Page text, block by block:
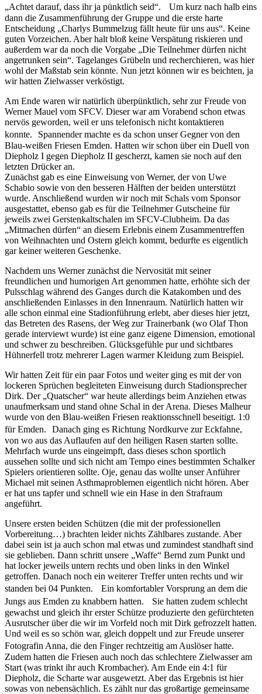
„Achtet darauf, dass ihr ja pünktlich seid“. Um kurz nach halb eins
dann die Zusammenführung der Gruppe und die erste harte
Entscheidung „Charlys Bummelzug fällt heute für uns aus“. Keine
guten Vorzeichen. Aber halt bloß keine Verspätung riskieren und
außerdem war da noch die Vorgabe „Die Teilnehmer dürfen nicht
angetrunken sein“. Tagelanges Grübeln und recherchieren, was hier
wohl der Maßstab sein könnte. Nun jetzt können wir es beichten, ja
wir hatten Zielwasser verköstigt.
Am Ende waren wir natürlich überpünktlich, sehr zur Freude von
Werner Mauel vom SFCV. Dieser war am Vorabend schon etwas
nervös geworden, weil er uns telefonisch nicht kontaktieren
konnte. Spannender machte es da schon unser Gegner von den
Blau-weißen Friesen Emden. Hatten wir schon über ein Duell von
Diepholz I gegen Diepholz II gescherzt, kamen sie noch auf den
letzten Drücker an.
Zunächst gab es eine Einweisung von Werner, der von Uwe
Schabio sowie von den besseren Hälften der beiden unterstützt
wurde. Anschließend wurden wir noch mit Schals vom Sponsor
ausgestattet, ebenso gab es für die Teilnehmer Gutscheine für
jeweils zwei Gerstenkaltschalen im SFCV-Clubheim. Da das
„Mitmachen dürfen“ an diesem Erlebnis einem Zusammentreffen
von Weihnachten und Ostern gleich kommt, bedurfte es eigentlich
gar keiner weiteren Geschenke.
Nachdem uns Werner zunächst die Nervosität mit seiner
freundlichen und humorigen Art genommen hatte, erhöhte sich der
Pulsschlag während des Ganges durch die Katakomben und des
anschließenden Einlasses in den Innenraum. Natürlich hatten wir
alle schon einmal eine Stadionführung erlebt, aber dieses hier jetzt,
das Betreten des Rasens, der Weg zur Trainerbank (wo Olaf Thon
gerade interviewt wurde) ist eine ganz eigene Dimension, emotional
und schwer zu beschreiben. Glücksgefühle pur und sichtbares
Hühnerfell trotz mehrerer Lagen warmer Kleidung zum Beispiel.
Wir hatten Zeit für ein paar Fotos und weiter ging es mit der von
lockeren Sprüchen begleiteten Einweisung durch Stadionsprecher
Dirk. Der „Quatscher“ war heute allerdings beim Anziehen etwas
unaufmerksam und stand ohne Schal in der Arena. Dieses Malheur
wurde von den Blau-weißen Friesen reaktionsschnell beseitigt. 1:0
für Emden. Danach ging es Richtung Nordkurve zur Eckfahne,
von wo aus das Auflaufen auf den heiligen Rasen starten sollte.
Mehrfach wurde uns eingeimpft, dass dieses schon sportlich
aussehen sollte und sich nicht am Tempo eines bestimmten Schalker
Spielers orientieren sollte. Oje, genau das wollte unser Anführer
Michael mit seinen Asthmaproblemen eigentlich nicht hören. Aber
er hat uns tapfer und schnell wie ein Hase in den Strafraum
angeführt.
Unsere ersten beiden Schützen (die mit der professionellen
Vorbereitung…) brachten leider nichts Zählbares zustande. Aber
dabei sein ist ja auch schon mal etwas und zumindest standhaft sind
sie geblieben. Dann schritt unsere „Waffe“ Bernd zum Punkt und
hat locker jeweils untern rechts und oben links in den Winkel
getroffen. Danach noch ein weiterer Treffer unten rechts und wir
standen bei 04 Punkten. Ein komfortabler Vorsprung an dem die
Jungs aus Emden zu knabbern hatten. Sie hatten zudem schlecht
gewachst und gleich ihr erster Schütze produzierte den gefürchteten
Ausrutscher über die wir im Vorfeld noch mit Dirk gefrozzelt hatten.
Und weil es so schön war, gleich doppelt und zur Freude unserer
Fotografin Anna, die den Finger rechtzeitig am Auslöser hatte.
Zudem hatten die Friesen auch noch das schlechtere Zielwasser am
Start (was trinkt ihr auch Krombacher). Am Ende ein 4:1 für
Diepholz, die Scharte war ausgewetzt. Aber das Ergebnis ist hier
sowas von nebensächlich. Es zählt nur das großartige gemeinsame